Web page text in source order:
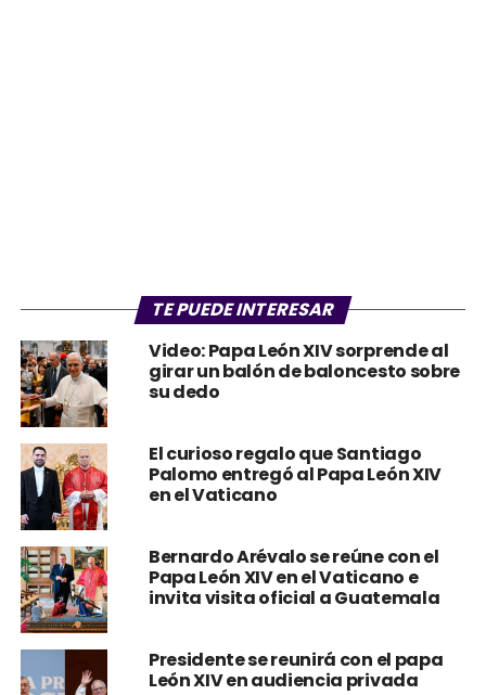
TE PUEDE INTERESAR
Video: Papa León XIV sorprende al
girar un balón de baloncesto sobre
su dedo
El curioso regalo que Santiago
Palomo entregó al Papa León XIV
en el Vaticano
Bernardo Arévalo se reúne con el
Papa León XIV en el Vaticano e
invita visita oficial a Guatemala
Presidente se reunirá con el papa
León XIV en audiencia privada